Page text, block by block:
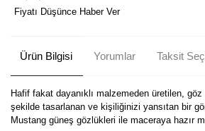
Fiyatı Düşünce Haber Ver
Ürün Bilgisi Yorumlar Taksit
Hafif fakat dayanıklı malzemeden üretilen, göz
şekilde tasarlanan ve kişiliğinizi yansıtan bir
Mustang güneş gözlükleri ile maceraya hazır